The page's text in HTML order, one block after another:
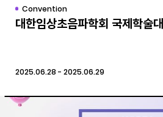
Convention
대한임상초음파학회 국제학술
2025.06.28 - 2025.06.29